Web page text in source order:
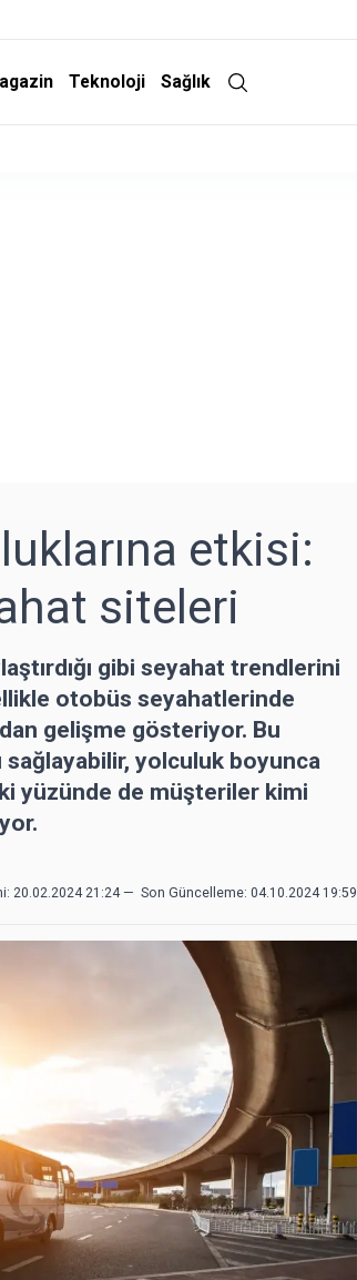
Teknoloji Sağlık
etkisi:
siteleri
gibi seyahat trendlerini
otobüs seyahatlerinde
gelişme gösteriyor. Bu
yolculuk boyunca
yüzünde de müşteriler kimi
20.02.2024 21:24 — Son Güncelleme: 04.10.2024 19:59